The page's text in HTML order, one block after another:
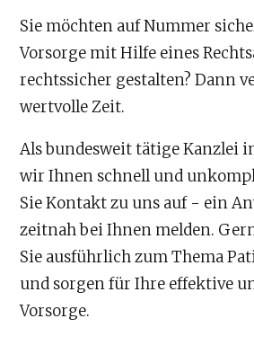
Sie möchten auf Nummer
Vorsorge mit Hilfe eines
rechtssicher gestalten? Dann
wertvolle Zeit.
Als bundesweit tätige Kanzlei
wir Ihnen schnell und
Sie Kontakt zu uns auf - ein
zeitnah bei Ihnen melden.
Sie ausführlich zum Thema
und sorgen für Ihre effektive
Vorsorge.